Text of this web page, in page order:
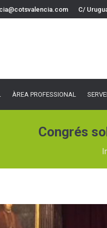
C/
ÀREA PROFESSIONAL
Congrés
PROFESSIONAL